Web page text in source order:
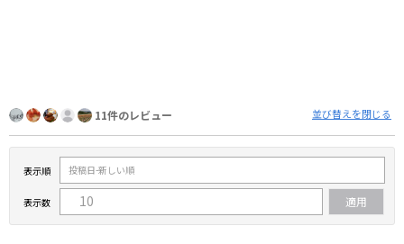
11件のレビュー 並び替えを閉じる
表示順
表示数